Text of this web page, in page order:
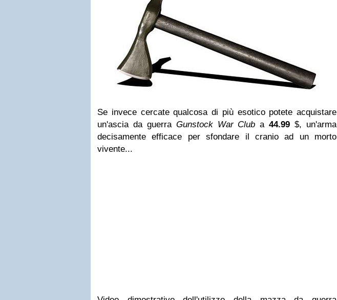
Se invece cercate qualcosa di più esotico potete acquistare
un'ascia da guerra Gunstock War Club a44.99 $, un'arma
decisamente efficace per sfondare il cranio ad un morto
vivente...